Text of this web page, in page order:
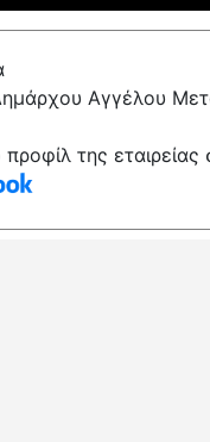
Αγγέλου
προφίλ της εταιρείας